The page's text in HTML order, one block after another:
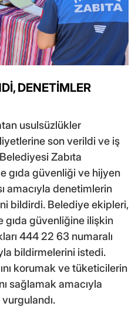
DENETİMLER
usulsüzlükler
son verildi ve iş
Zabıta
gıda güvenliği ve hijyen
amacıyla denetimlerin
bildirdi. Belediye ekipleri,
güvenliğine ilişkin
444 22 63 numaralı
bildirmelerini istedi.
korumak ve tüketicilerin
sağlamak amacıyla